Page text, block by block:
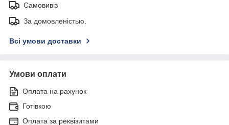
Самовивіз
За домовленістью.
Всі умови доставки
Умови оплати
Оплата на рахунок
Готівкою
Оплата за реквізитами